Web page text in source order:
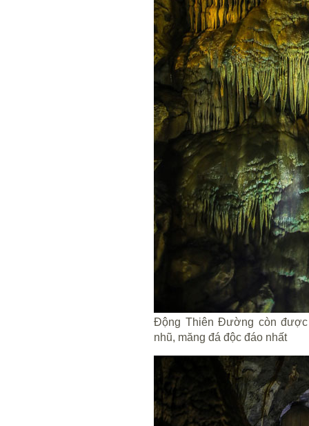
Động Thiên Đường còn
nhũ, măng đá độc đáo nhất